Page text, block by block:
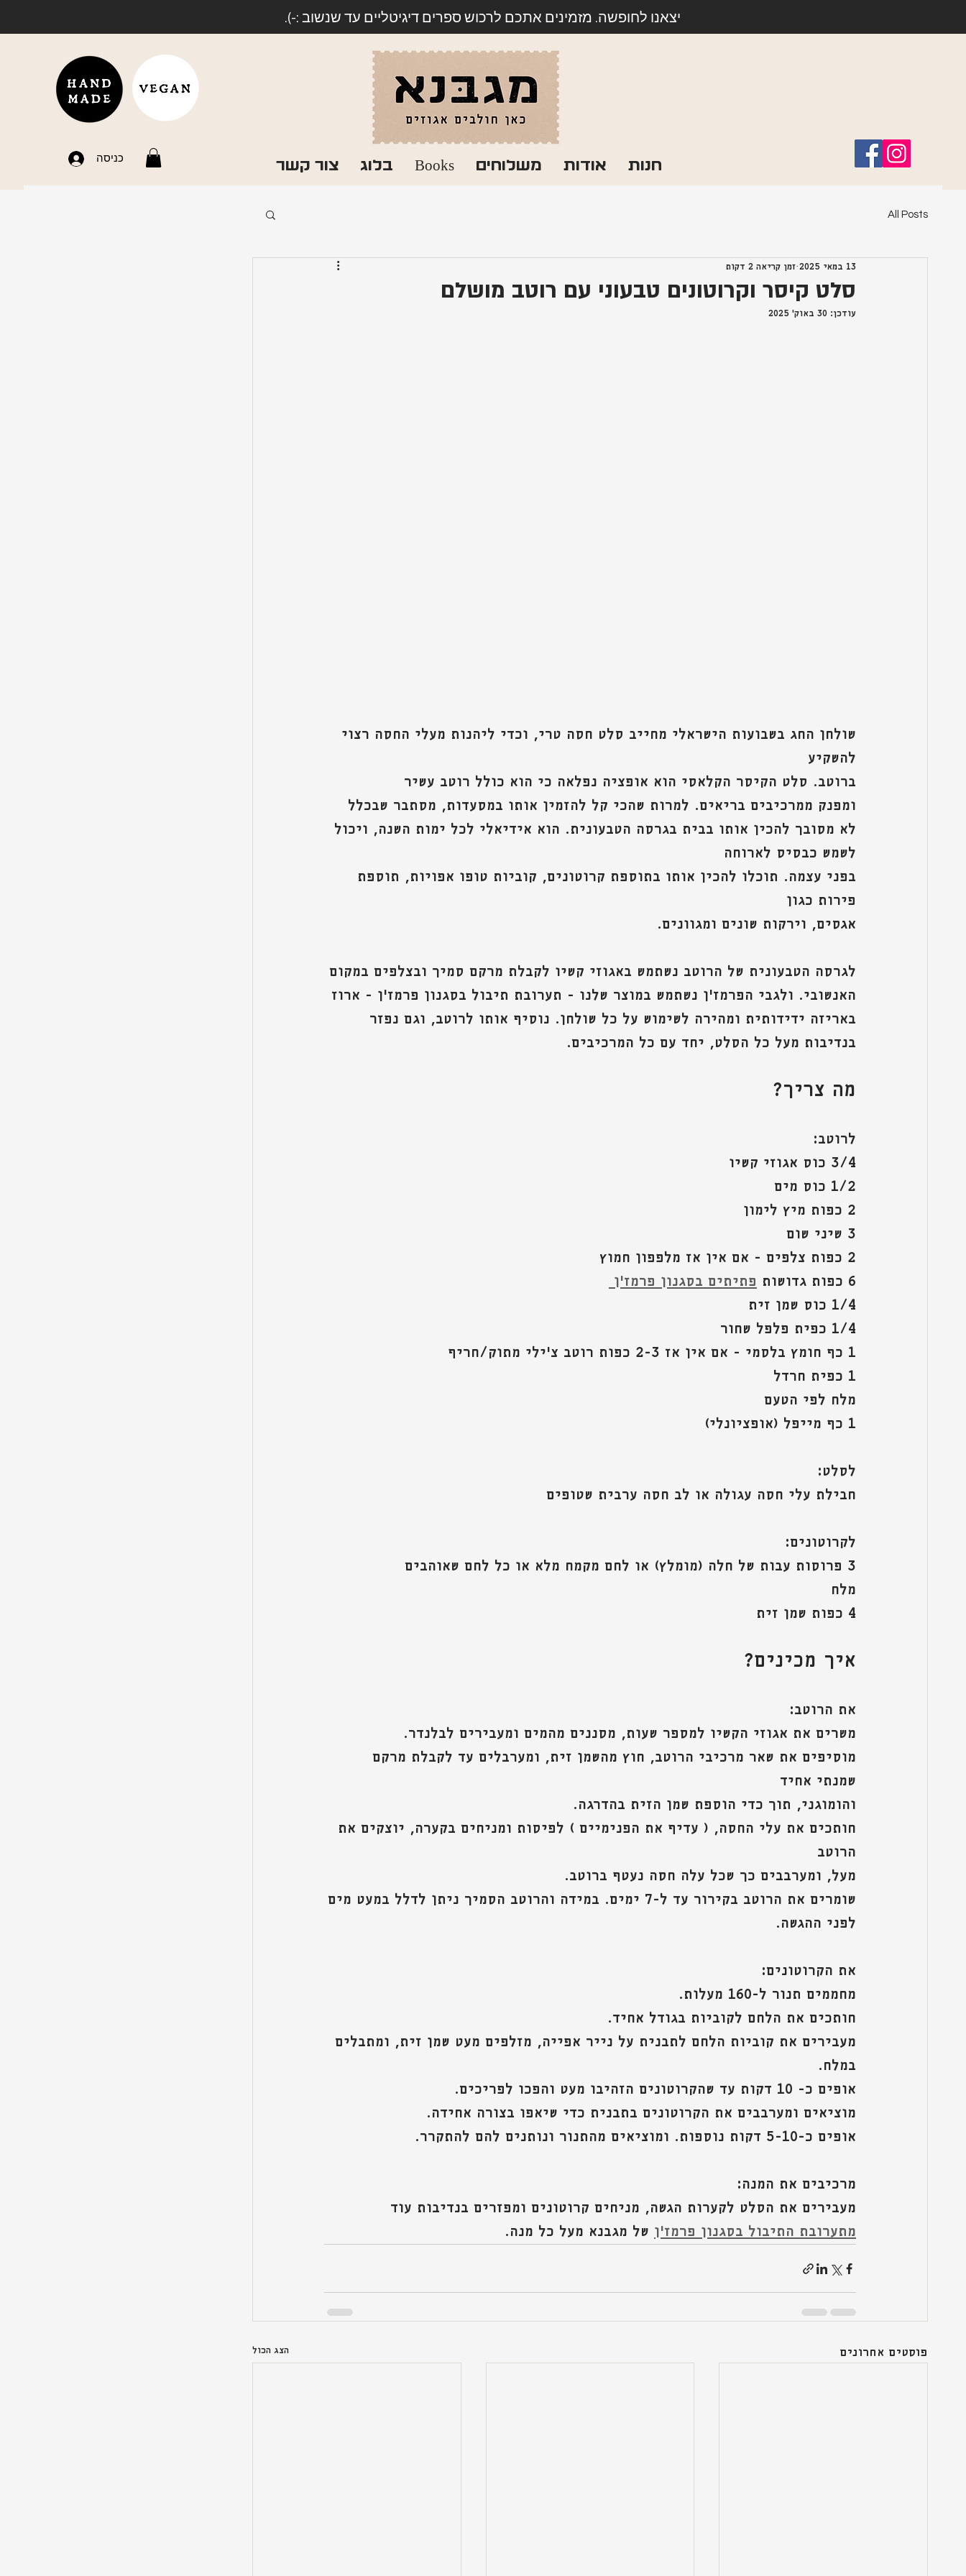
יצאנו לחופשה. מזמינים אתכם לרכוש ספרים דיגיטליים עד שנשוב :-).
כניסה חנות אודות משלוחים Books בלוג צור קשר
All Posts
סלט קיסר וקרוטונים טבעוני עם רוטב מושלם
13 במאי 2025 זמן קריאה 2 דקות
עודכן: 30 באוק׳ 2025
שולחן החג בשבועות הישראלי מחייב סלט חסה טרי, וכדי ליהנות מעלי החסה רצוי
להשקיע
ברוטב. סלט הקיסר הקלאסי הוא אופציה נפלאה כי הוא כולל רוטב עשיר
ומפנק ממרכיבים בריאים. למרות שהכי קל להזמין אותו במסעדות, מסתבר שבכלל
לא מסובך להכין אותו בבית בגרסה הטבעונית. הוא אידיאלי לכל ימות השנה, ויכול
לשמש כבסיס לארוחה
בפני עצמה. תוכלו להכין אותו בתוספת קרוטונים, קוביות טופו אפויות, תוספת
פירות כגון
אגסים, וירקות שונים ומגוונים.
לגרסה הטבעונית של הרוטב נשתמש באגוזי קשיו לקבלת מרקם סמיך ובצלפים במקום
האנשובי. ולגבי הפרמז'ן נשתמש במוצר שלנו - תערובת תיבול בסגנון פרמז'ן - ארוז
באריזה ידידותית ומהירה לשימוש על כל שולחן. נוסיף אותו לרוטב, וגם נפזר
בנדיבות מעל כל הסלט, יחד עם כל המרכיבים.
מה צריך?
לרוטב:
3/4 כוס אגוזי קשיו
1/2 כוס מים
2 כפות מיץ לימון
3 שיני שום
2 כפות צלפים - אם אין אז מלפפון חמוץ
6 כפות גדושות
פתיתים בסגנון פרמז'ן
1/4 כוס שמן זית
1/4 כפית פלפל שחור
1 כף חומץ בלסמי - אם אין אז 2-3 כפות רוטב צ'ילי מתוק/חריף
1 כפית חרדל
מלח לפי הטעם
1 כף מייפל (אופציונלי)
לסלט:
חבילת עלי חסה עגולה או לב חסה ערבית שטופים
לקרוטונים:
3 פרוסות עבות של חלה (מומלץ) או לחם מקמח מלא או כל לחם שאוהבים
מלח
4 כפות שמן זית
איך מכינים?
את הרוטב:
משרים את אגוזי הקשיו למספר שעות, מסננים מהמים ומעבירים לבלנדר.
מוסיפים את שאר מרכיבי הרוטב, חוץ מהשמן זית, ומערבלים עד לקבלת מרקם
שמנתי אחיד
והומוגני, תוך כדי הוספת שמן הזית בהדרגה.
חותכים את עלי החסה, ( עדיף את הפנימיים ) לפיסות ומניחים בקערה, יוצקים את
הרוטב
מעל, ומערבבים כך שכל עלה חסה נעטף ברוטב.
שומרים את הרוטב בקירור עד ל-7 ימים. במידה והרוטב הסמיך ניתן לדלל במעט מים
לפני ההגשה.
את הקרוטונים:
מחממים תנור ל-160 מעלות.
חותכים את הלחם לקוביות בגודל אחיד.
מעבירים את קוביות הלחם לתבנית על נייר אפייה, מזלפים מעט שמן זית, ומתבלים
במלח.
אופים כ- 10 דקות עד שהקרוטונים הזהיבו מעט והפכו לפריכים.
מוציאים ומערבבים את הקרוטונים בתבנית כדי שיאפו בצורה אחידה.
אופים כ-5-10 דקות נוספות. ומוציאים מהתנור ונותנים להם להתקרר.
מרכיבים את המנה:
מעבירים את הסלט לקערות הגשה, מניחים קרוטונים ומפזרים בנדיבות עוד
מתערובת התיבול בסגנון פרמז'ן של מגבנא מעל כל מנה.
פוסטים אחרונים הצג הכול